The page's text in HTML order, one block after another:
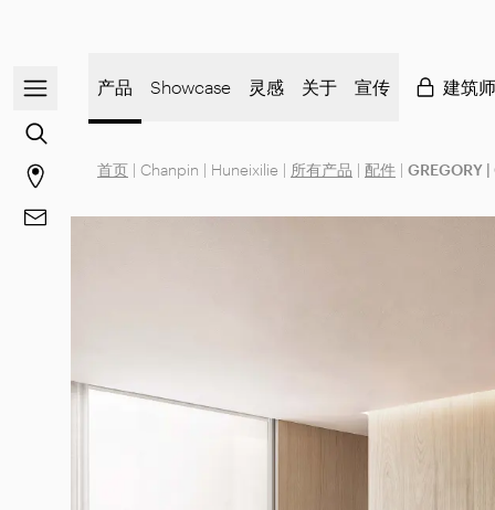
打开/关闭导航菜单
前往内容搜索
前往商店页面
前往 联系方式
产品 Showcase 灵感 关于 宣传 建筑
首页 | Chanpin | Huneixilie | 所有产品 | 配件 | GREGORY